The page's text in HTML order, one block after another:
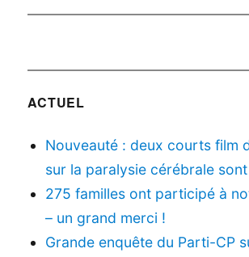
ACTUEL
Nouveauté : deux courts film
sur la paralysie cérébrale
275 familles ont participé à
– un grand merci !
Grande enquête du Parti-CP